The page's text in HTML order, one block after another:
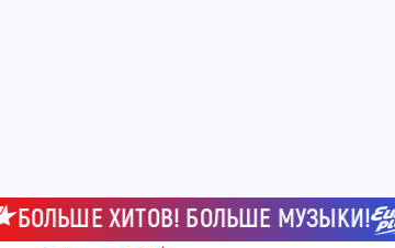
ХИТОВ! БОЛЬШЕ МУЗЫКИ!